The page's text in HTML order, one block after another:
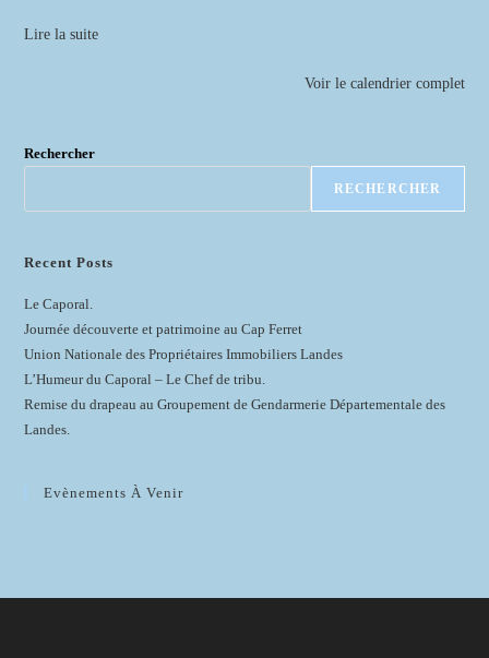
Lire la suite
Voir le calendrier complet
Rechercher
RECHERCHER
Recent Posts
Le Caporal.
Journée découverte et patrimoine au Cap Ferret
Union Nationale des Propriétaires Immobiliers Landes
L’Humeur du Caporal – Le Chef de tribu.
Remise du drapeau au Groupement de Gendarmerie Départementale des
Landes.
Evènements À Venir